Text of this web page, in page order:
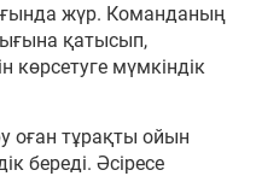
жүр. Команданың
қатысып,
көрсетуге мүмкіндік
оған тұрақты ойын
береді. Әсіресе